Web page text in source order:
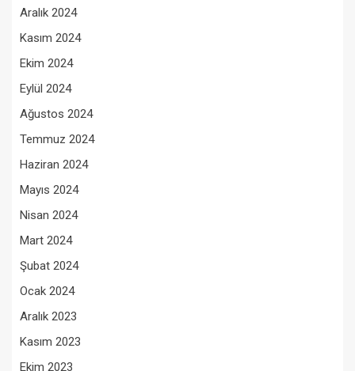
Aralık 2024
Kasım 2024
Ekim 2024
Eylül 2024
Ağustos 2024
Temmuz 2024
Haziran 2024
Mayıs 2024
Nisan 2024
Mart 2024
Şubat 2024
Ocak 2024
Aralık 2023
Kasım 2023
Ekim 2023